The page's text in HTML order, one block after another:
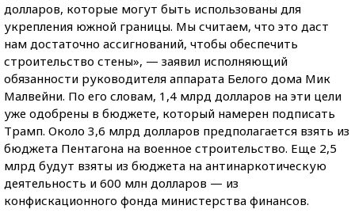
долларов, которые могут быть использованы для
укрепления южной границы. Мы считаем, что это даст
нам достаточно ассигнований, чтобы обеспечить
строительство стены», — заявил исполняющий
обязанности руководителя аппарата Белого дома Мик
Малвейни. По его словам, 1,4 млрд долларов на эти цели
уже одобрены в бюджете, который намерен подписать
Трамп. Около 3,6 млрд долларов предполагается взять из
бюджета Пентагона на военное строительство. Еще 2,5
млрд будут взяты из бюджета на антинаркотическую
деятельность и 600 млн долларов — из
конфискационного фонда министерства финансов.